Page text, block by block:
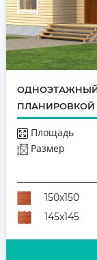
ОДНОЭТАЖНЫЙ
ПЛАНИРОВКОЙ
Площадь
Размер
Количество
150х150
145х145